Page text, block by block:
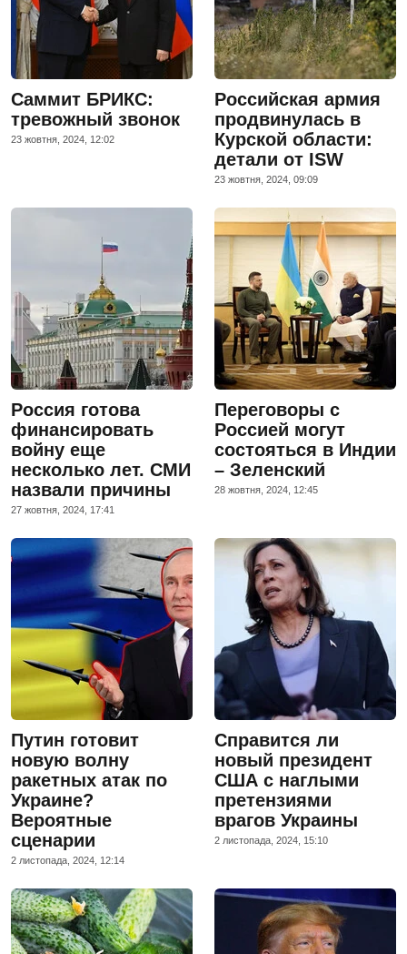
Саммит БРИКС:
тревожный звонок
23 жовтня, 2024, 12:02
Российская армия
продвинулась в
Курской области:
детали от ISW
23 жовтня, 2024, 09:09
Россия готова
финансировать
войну еще
несколько лет. СМИ
назвали причины
27 жовтня, 2024, 17:41
Переговоры с
Россией могут
состояться в Индии
– Зеленский
28 жовтня, 2024, 12:45
Путин готовит
новую волну
ракетных атак по
Украине?
Вероятные
сценарии
2 листопада, 2024, 12:14
Справится ли
новый президент
США с наглыми
претензиями
врагов Украины
2 листопада, 2024, 15:10